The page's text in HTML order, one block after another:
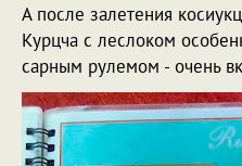
А после залетения
Курцча с леслоком
сарным рулемом - очень